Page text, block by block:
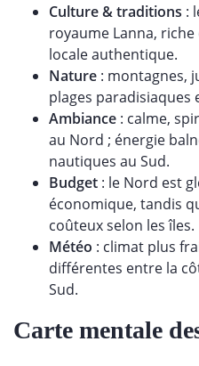
Culture & traditions :
royaume Lanna,
locale authentique.
Nature : montagnes,
plages paradisiaques
Ambiance : calme,
au Nord ; énergie
nautiques au Sud.
Budget : le Nord est
économique, tandis
coûteux selon les îles.
Météo : climat plus
différentes entre la
Sud.
Carte mentale